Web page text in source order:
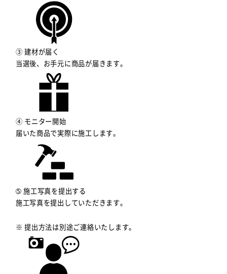
③ 建材が届く
当選後、お手元に商品が届きます。
④ モニター開始
届いた商品で実際に施工します。
➄ 施工写真を提出する
施工写真を提出していただきます。
※ 提出方法は別途ご連絡いたします。